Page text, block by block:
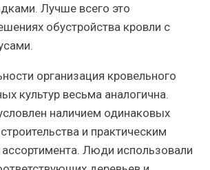
Лучше всего это
обустройства кровли с
организация кровельного
культур весьма аналогична.
наличием одинаковых
и практическим
ассортимента. Люди использовали